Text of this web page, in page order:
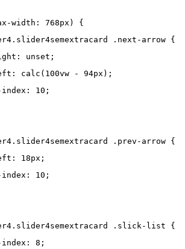
width: 768px) {
.next-arrow {
unset;
calc(100vw - 94px);
10;
.prev-arrow {
18px;
10;
.slick-list {
8;